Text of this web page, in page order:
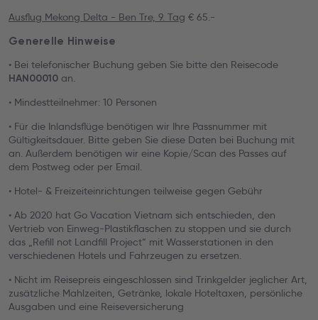
Ausflug Mekong Delta - Ben Tre, 9. Tag € 65.-
Generelle Hinweise
• Bei telefonischer Buchung geben Sie bitte den Reisecode
HAN00010 an.
• Mindestteilnehmer: 10 Personen
• Für die Inlandsflüge benötigen wir Ihre Passnummer mit
Gültigkeitsdauer. Bitte geben Sie diese Daten bei Buchung mit
an. Außerdem benötigen wir eine Kopie/Scan des Passes auf
dem Postweg oder per Email.
• Hotel- & Freizeiteinrichtungen teilweise gegen Gebühr
• Ab 2020 hat Go Vacation Vietnam sich entschieden, den
Vertrieb von Einweg-Plastikflaschen zu stoppen und sie durch
das „Refill not Landfill Project“ mit Wasserstationen in den
verschiedenen Hotels und Fahrzeugen zu ersetzen.
• Nicht im Reisepreis eingeschlossen sind Trinkgelder jeglicher Art,
zusätzliche Mahlzeiten, Getränke, lokale Hoteltaxen, persönliche
Ausgaben und eine Reiseversicherung